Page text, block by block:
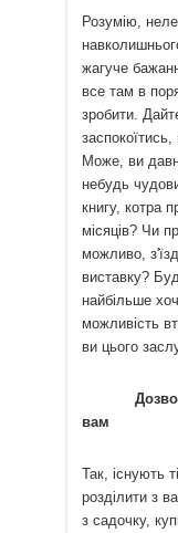
Розумію,
жагуче
все там в
зробити.
Може, ви
небудь
книгу, котра
місяців? Чи
можливо,
виставку?
найбільше
можливість
ви цього
вам
Так, існують
розділити з
з садочку,